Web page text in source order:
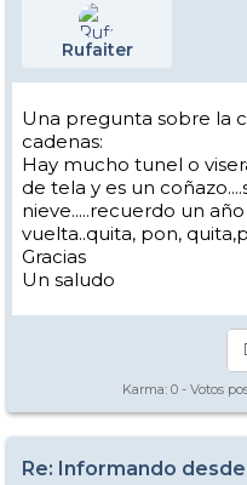
Rufaiter
Una pregunta sobre la
cadenas:
Hay mucho tunel o
de tela y es un
nieve.....recuerdo un
vuelta..quita, pon,
Gracias
Un saludo
Karma: 0 - Votos
Re: Informando